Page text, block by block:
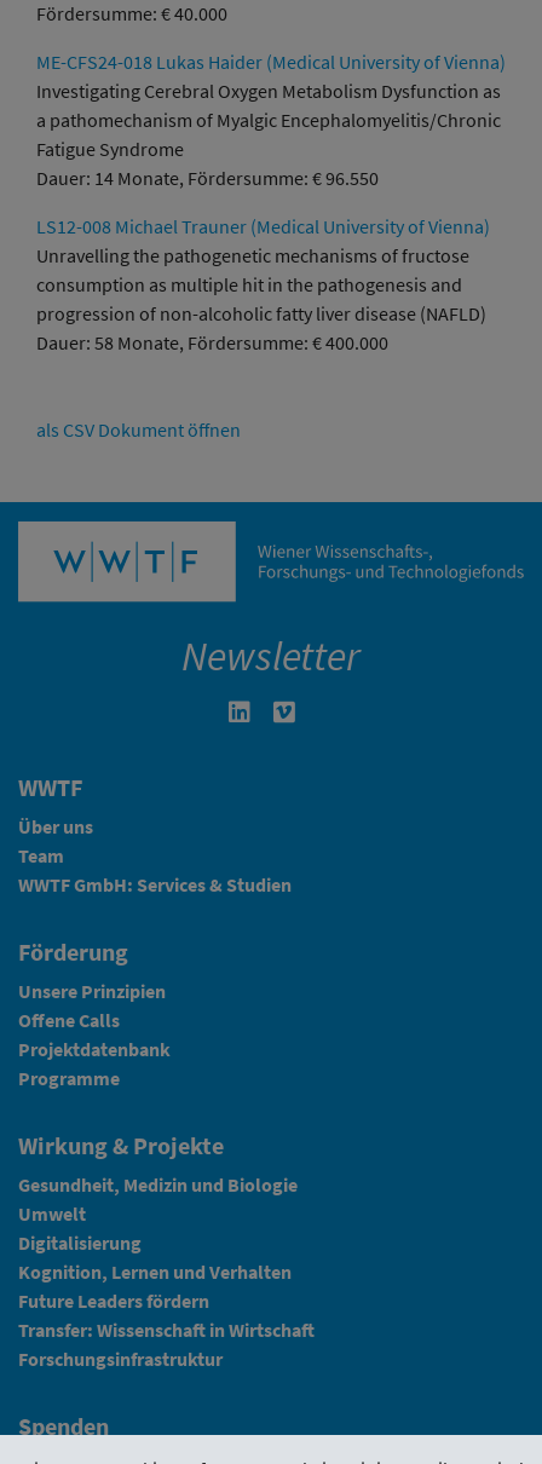
Fördersumme: € 40.000
ME-CFS24-018 Lukas Haider (Medical University of Vienna)
Investigating Cerebral Oxygen Metabolism Dysfunction as
a pathomechanism of Myalgic Encephalomyelitis/Chronic
Fatigue Syndrome
Dauer: 14 Monate, Fördersumme: € 96.550
LS12-008 Michael Trauner (Medical University of Vienna)
Unravelling the pathogenetic mechanisms of fructose
consumption as multiple hit in the pathogenesis and
progression of non-alcoholic fatty liver disease (NAFLD)
Dauer: 58 Monate, Fördersumme: € 400.000
als CSV Dokument öffnen
Newsletter
Linkedin in neuem Fenster öffnen
WWTF
Über uns
Team
WWTF GmbH: Services & Studien
Förderung
Unsere Prinzipien
Offene Calls
Projektdatenbank
Programme
Wirkung & Projekte
Gesundheit, Medizin und Biologie
Umwelt
Digitalisierung
Kognition, Lernen und Verhalten
Future Leaders fördern
Transfer: Wissenschaft in Wirtschaft
Forschungsinfrastruktur
Spenden